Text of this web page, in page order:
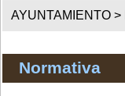
AYUNTAMIENTO >
Normativa